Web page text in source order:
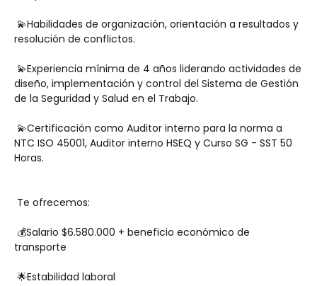
💫Habilidades de organización, orientación a resultados y
resolución de conflictos.
💫Experiencia mínima de 4 años liderando actividades de
diseño, implementación y control del Sistema de Gestión
de la Seguridad y Salud en el Trabajo.
💫Certificación como Auditor interno para la norma a
NTC ISO 45001, Auditor interno HSEQ y Curso SG - SST 50
Horas.
Te ofrecemos:
💰Salario $6.580.000 + beneficio económico de
transporte
🌟Estabilidad laboral